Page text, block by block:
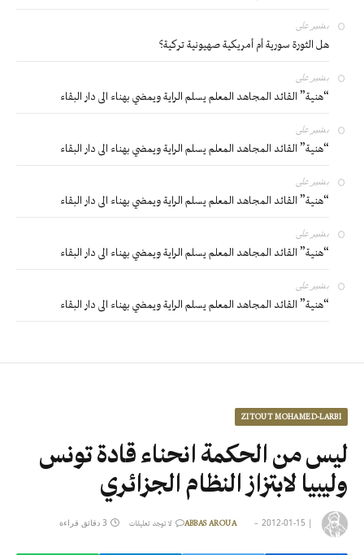
بشير على
هل الثورة سورية أم أمريكية صهيونية تركية؟
بشير على
“هنية” القائد المجاهد المعلم يسلم الراية ويمضي بهناء الى دار البقاء
بشير على
“هنية” القائد المجاهد المعلم يسلم الراية ويمضي بهناء الى دار البقاء
بشير على
“هنية” القائد المجاهد المعلم يسلم الراية ويمضي بهناء الى دار البقاء
بشير على
“هنية” القائد المجاهد المعلم يسلم الراية ويمضي بهناء الى دار البقاء
بشير على
“هنية” القائد المجاهد المعلم يسلم الراية ويمضي بهناء الى دار البقاء
ZITOUT MOHAMED-LARBI
ليس من الحكمة انحناء قادة تونس
وليبيا لابتزاز النظام الجزائري
|
ABBAS AROUA 2012-01-15 لا توجد تعليقات 3 دقائق قراءة